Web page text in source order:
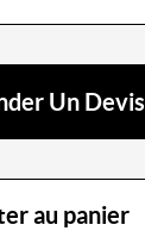
Un Devis
au panier